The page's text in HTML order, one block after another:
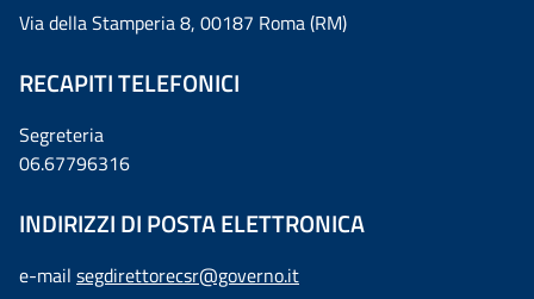
Via della Stamperia 8, 00187 Roma (RM)
RECAPITI TELEFONICI
Segreteria
06.67796316
INDIRIZZI DI POSTA ELETTRONICA
e-mail segdirettorecsr@governo.it